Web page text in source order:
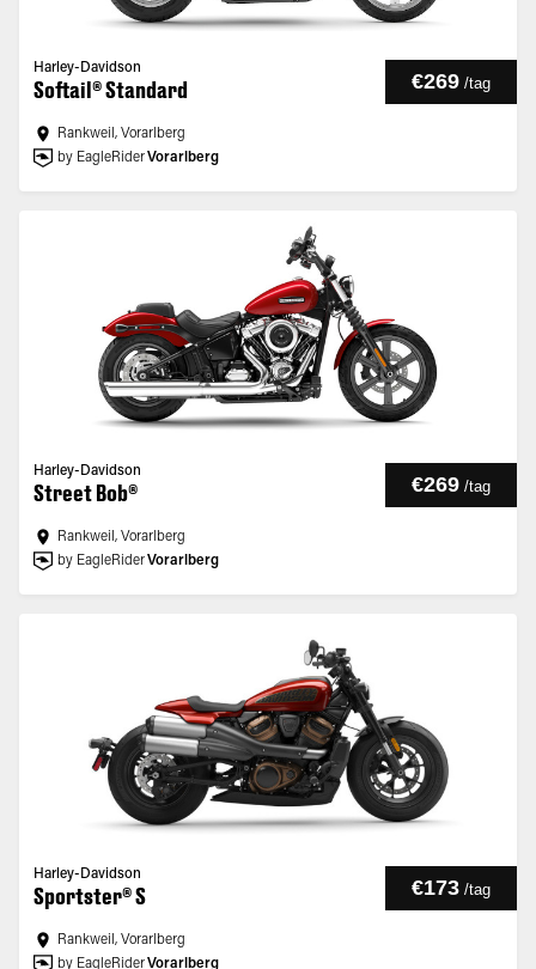
Harley-Davidson
Softail® Standard €269 /tag
Rankweil, Vorarlberg
by EagleRiderVorarlberg
Harley-Davidson
Street Bob® €269 /tag
Rankweil, Vorarlberg
by EagleRiderVorarlberg
Harley-Davidson
Sportster® S €173 /tag
Rankweil, Vorarlberg
by EagleRiderVorarlberg